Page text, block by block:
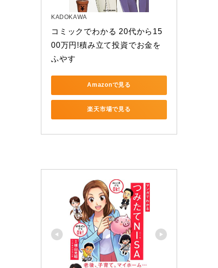
KADOKAWA
コミックでわかる 20代から15
00万円!積み立て投資でお金を
ふやす
Amazonで見る
楽天市場で見る